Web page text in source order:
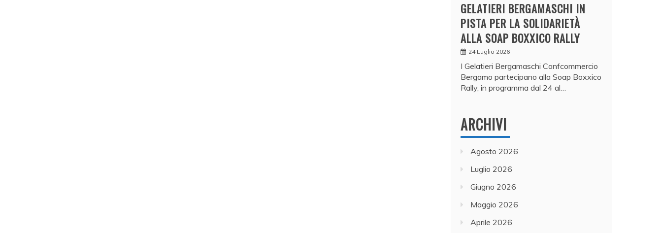
GELATIERI BERGAMASCHI IN
PISTA PER LA SOLIDARIETÀ
ALLA SOAP BOXXICO RALLY
24 Luglio 2026
I Gelatieri Bergamaschi Confcommercio
Bergamo partecipano alla Soap Boxxico
Rally, in programma dal 24 al…
ARCHIVI
Agosto 2026
Luglio 2026
Giugno 2026
Maggio 2026
Aprile 2026